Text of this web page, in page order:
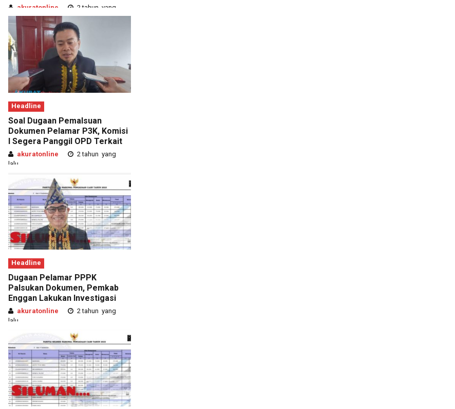
akuratonline
2 tahun yang
lalu
Headline
Soal Dugaan Pemalsuan
Dokumen Pelamar P3K, Komisi
I Segera Panggil OPD Terkait
akuratonline
2 tahun yang
lalu
Headline
Dugaan Pelamar PPPK
Palsukan Dokumen, Pemkab
Enggan Lakukan Investigasi
akuratonline
2 tahun yang
lalu